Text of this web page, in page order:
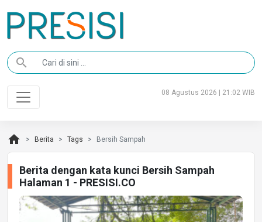
search
08 Agustus 2026 | 21:02 WIB
home Berita Tags Bersih Sampah
Berita dengan kata kunci Bersih Sampah
Halaman 1 - PRESISI.CO